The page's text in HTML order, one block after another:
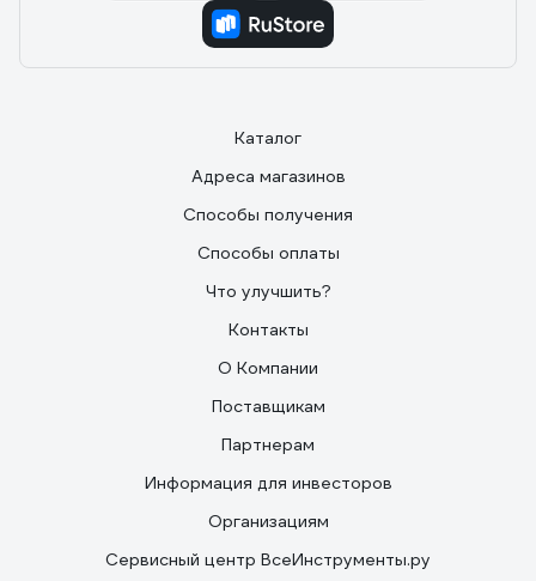
Каталог
Адреса магазинов
Способы получения
Способы оплаты
Что улучшить?
Контакты
О Компании
Поставщикам
Партнерам
Информация для инвесторов
Организациям
Сервисный центр ВсеИнструменты.ру